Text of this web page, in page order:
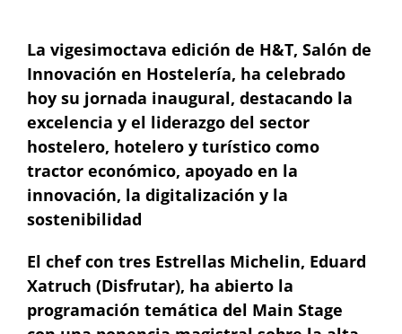
La vigesimoctava edición de H&T, Salón de
Innovación en Hostelería, ha celebrado
hoy su jornada inaugural, destacando la
excelencia y el liderazgo del sector
hostelero, hotelero y turístico como
tractor económico, apoyado en la
innovación, la digitalización y la
sostenibilidad
El chef con tres Estrellas Michelin, Eduard
Xatruch (Disfrutar), ha abierto la
programación temática del Main Stage